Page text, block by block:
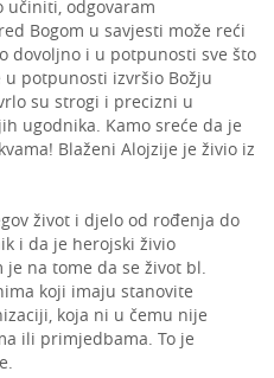
učiniti, odgovaram
Bogom u savjesti može reći
dovoljno i u potpunosti sve što
potpunosti izvršio Božju
su strogi i precizni u
ugodnika. Kamo sreće da je
Blaženi Alojzije je živio iz
život i djelo od rođenja do
i da je herojski živio
na tome da se život bl.
koji imaju stanovite
koja ni u čemu nije
ili primjedbama. To je